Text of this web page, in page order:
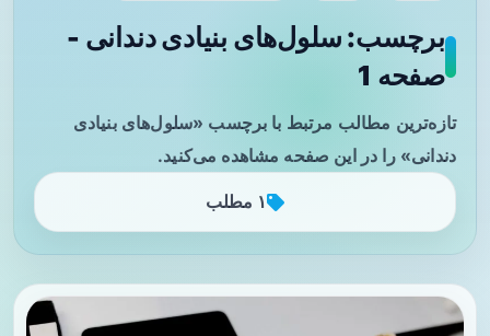
برچسب: سلول‌های بنیادی دندانی -
صفحه 1
تازه‌ترین مطالب مرتبط با برچسب «سلول‌های بنیادی
دندانی» را در این صفحه مشاهده می‌کنید.
۱ مطلب